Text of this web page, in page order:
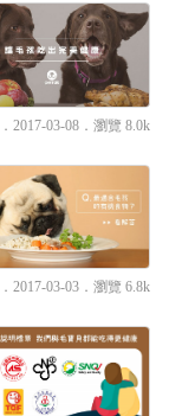
．2017-03-08． 瀏覽 8.0k
．2017-03-03． 瀏覽 6.8k